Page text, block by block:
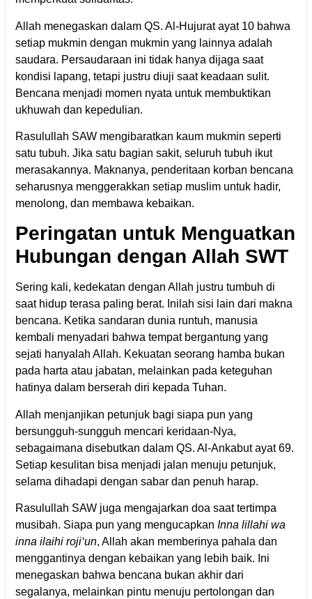
Allah menegaskan dalam QS. Al-Hujurat ayat 10 bahwa
setiap mukmin dengan mukmin yang lainnya adalah
saudara. Persaudaraan ini tidak hanya dijaga saat
kondisi lapang, tetapi justru diuji saat keadaan sulit.
Bencana menjadi momen nyata untuk membuktikan
ukhuwah dan kepedulian.
Rasulullah SAW mengibaratkan kaum mukmin seperti
satu tubuh. Jika satu bagian sakit, seluruh tubuh ikut
merasakannya. Maknanya, penderitaan korban bencana
seharusnya menggerakkan setiap muslim untuk hadir,
menolong, dan membawa kebaikan.
Peringatan untuk Menguatkan
Hubungan dengan Allah SWT
Sering kali, kedekatan dengan Allah justru tumbuh di
saat hidup terasa paling berat. Inilah sisi lain dari makna
bencana. Ketika sandaran dunia runtuh, manusia
kembali menyadari bahwa tempat bergantung yang
sejati hanyalah Allah. Kekuatan seorang hamba bukan
pada harta atau jabatan, melainkan pada keteguhan
hatinya dalam berserah diri kepada Tuhan.
Allah menjanjikan petunjuk bagi siapa pun yang
bersungguh-sungguh mencari keridaan-Nya,
sebagaimana disebutkan dalam QS. Al-Ankabut ayat 69.
Setiap kesulitan bisa menjadi jalan menuju petunjuk,
selama dihadapi dengan sabar dan penuh harap.
Rasulullah SAW juga mengajarkan doa saat tertimpa
musibah. Siapa pun yang mengucapkan Inna lillahi wa
inna ilaihi roji‘un, Allah akan memberinya pahala dan
menggantinya dengan kebaikan yang lebih baik. Ini
menegaskan bahwa bencana bukan akhir dari
segalanya, melainkan pintu menuju pertolongan dan